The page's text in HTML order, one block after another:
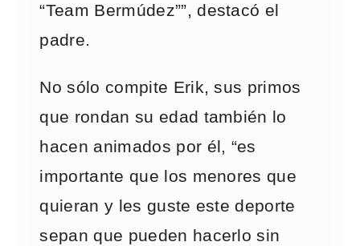
“Team Bermúdez””, destacó el
padre.
No sólo compite Erik, sus primos
que rondan su edad también lo
hacen animados por él, “es
importante que los menores que
quieran y les guste este deporte
sepan que pueden hacerlo sin